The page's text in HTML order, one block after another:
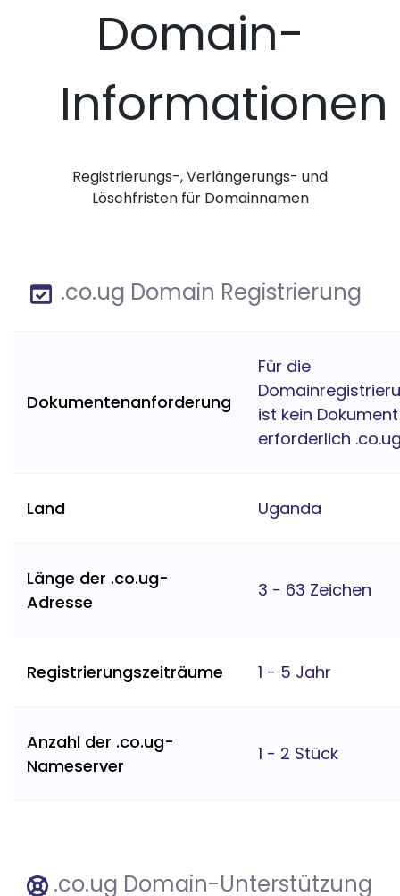
Domain-
Informationen
Registrierungs-, Verlängerungs- und
Löschfristen für Domainnamen
.co.ug Domain Registrierung
Dokumentenanforderung
Für die
ist kein Dokument
erforderlich
Land Uganda
Länge der .co.ug-
Adresse
3 - 63 Zeichen
Registrierungszeiträume 1 - 5 Jahr
Anzahl der .co.ug-
Nameserver
1 - 2 Stück
.co.ug Domain-Unterstützung